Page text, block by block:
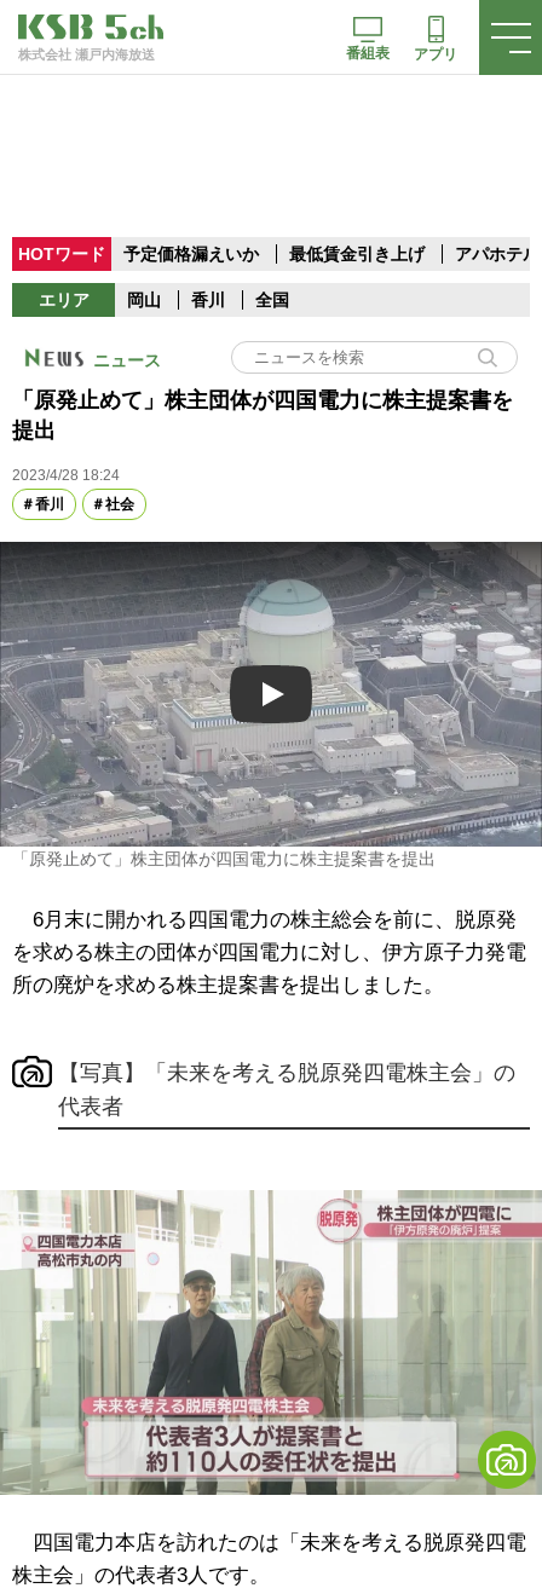
株式会社 瀬戸内海放送 番組表 アプリ
HOTワード 予定価格漏えいか 最低賃金引き上げ アパホテル
エリア 岡山 香川 全国
ニュース
「原発止めて」株主団体が四国電力に株主提案書を
提出
2023/4/28 18:24
香川
社会
Play
「原発止めて」株主団体が四国電力に株主提案書を提出
6月末に開かれる四国電力の株主総会を前に、脱原発
を求める株主の団体が四国電力に対し、伊方原子力発電
所の廃炉を求める株主提案書を提出しました。
【写真】「未来を考える脱原発四電株主会」の
代表者
四国電力本店を訪れたのは「未来を考える脱原発四電
株主会」の代表者3人です。